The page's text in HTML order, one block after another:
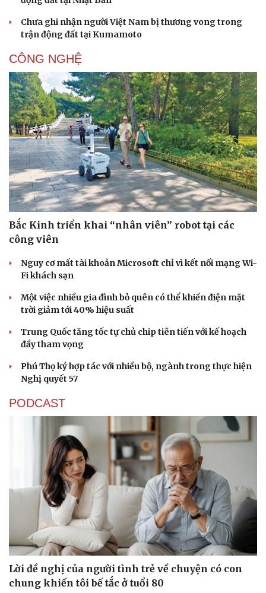
Sức khỏe
Dinh dưỡng - món ngon
Cây thuốc
Sản phụ khoa
Nhi khoa
Nam khoa
Làm đẹp - giảm cân
Phòng mạch online
Ăn sạch sống khỏe
Đời sống
Nhà đẹp
Blog
Tình yêu - Gia đình
Chưa ghi nhận người Việt Nam bị thương vong trong
trận động đất tại Kumamoto
CÔNG NGHỆ
Bắc Kinh triển khai “nhân viên” robot tại các
công viên
Nguy cơ mất tài khoản Microsoft chỉ vì kết nối mạng Wi-
Fi khách sạn
Một việc nhiều gia đình bỏ quên có thể khiến điện mặt
trời giảm tới 40% hiệu suất
Trung Quốc tăng tốc tự chủ chip tiên tiến với kế hoạch
đầy tham vọng
Phú Thọ ký hợp tác với nhiều bộ, ngành trong thực hiện
Nghị quyết 57
PODCAST
Lời đề nghị của người tình trẻ về chuyện có con
chung khiến tôi bế tắc ở tuổi 80